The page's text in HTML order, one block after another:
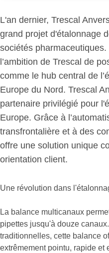
L'an dernier, Trescal
grand projet d'étalonnage
sociétés
l’ambition de Trescal de
comme le hub central de
Europe du Nord. Trescal
partenaire privilégié pour
Europe. Grâce à
transfrontalière et à des
offre une solution unique
orientation client.
Une révolution dans
La balance multicanaux
pipettes jusqu'à douze
traditionnelles, cette balance
extrêmement pointu, rapide et